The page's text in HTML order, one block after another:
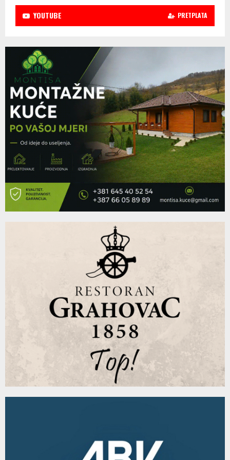
YOUTUBE PRETPLATA